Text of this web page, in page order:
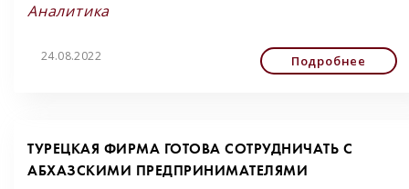
Аналитика
24.08.2022 Подробнее
ТУРЕЦКАЯ ФИРМА ГОТОВА СОТРУДНИЧАТЬ С
АБХАЗСКИМИ ПРЕДПРИНИМАТЕЛЯМИ